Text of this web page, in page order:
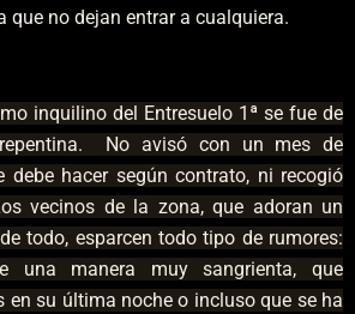
que no dejan entrar a cualquiera.
inquilino del Entresuelo 1ª se fue de
No avisó con un mes de
debe hacer según contrato, ni recogió
vecinos de la zona, que adoran un
todo, esparcen todo tipo de rumores:
una manera muy sangrienta, que
en su última noche o incluso que se ha